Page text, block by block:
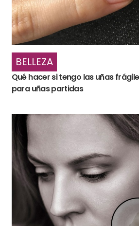
BELLEZA
Qué hacer si tengo las uñas
para uñas partidas